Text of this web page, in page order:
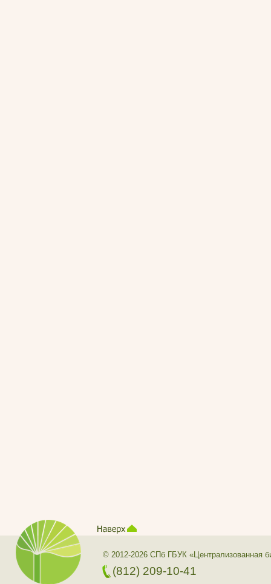
© 2012-2026 СПб ГБУК «Централизованная
(812) 209-10-41